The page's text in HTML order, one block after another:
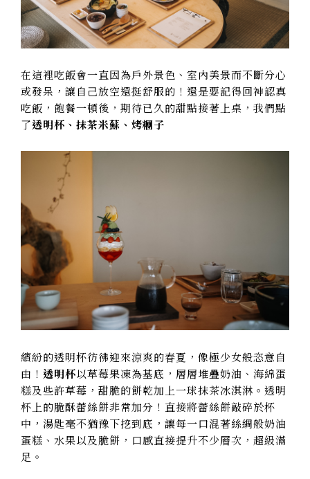
在這裡吃飯會一直因為戶外景色、室內美景而不斷分心
或發呆，讓自己放空還挺舒服的！還是要記得回神認真
吃飯，飽餐一頓後，期待已久的甜點接著上桌，我們點
了透明杯、抹茶米蘇、烤糰子
繽紛的透明杯彷彿迎來涼爽的春夏，像極少女般恣意自
由！ 透明杯以草莓果凍為基底，層層堆疊奶油、海綿蛋
糕及些許草莓，甜脆的餅乾加上一球抹茶冰淇淋。透明
杯上的脆酥蕾絲餅非常加分！直接將蕾絲餅敲碎於杯
中，湯匙毫不猶豫下挖到底，讓每一口混著絲綢般奶油
蛋糕、水果以及脆餅，口感直接提升不少層次，超級滿
足。